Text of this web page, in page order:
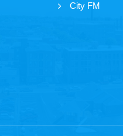
City FM